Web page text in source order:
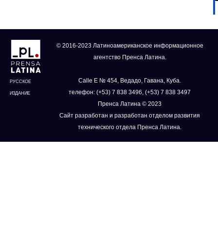
РУССКОЕ
ИЗДАНИЕ
© 2016-2023 Латиноамериканское информационное
агентство Пренса Латина.
Calle E № 454, Ведадо, Гавана, Куба.
телефон: (+53) 7 838 3496, (+53) 7 838 3497
Пренса Латина © 2023
Сайт разработан и разработан отделом развития
технического отдела Пренса Латина.